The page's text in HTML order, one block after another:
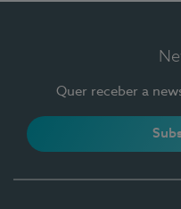
Quer receber a